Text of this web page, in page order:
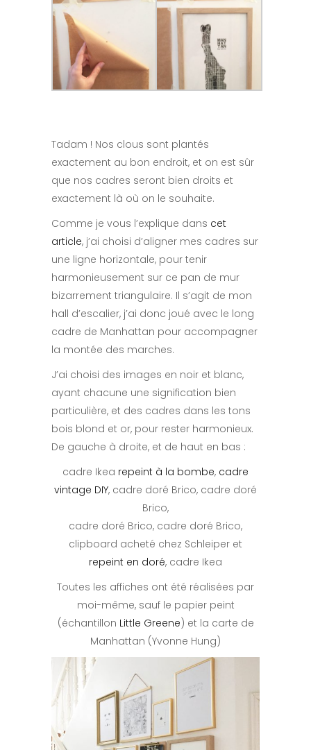
Tadam ! Nos clous sont plantés
exactement au bon endroit, et on est sûr
que nos cadres seront bien droits et
exactement là où on le souhaite.
Comme je vous l’explique dans cet
article, j’ai choisi d’aligner mes cadres sur
une ligne horizontale, pour tenir
harmonieusement sur ce pan de mur
bizarrement triangulaire. Il s’agit de mon
hall d’escalier, j’ai donc joué avec le long
cadre de Manhattan pour accompagner
la montée des marches.
J’ai choisi des images en noir et blanc,
ayant chacune une signification bien
particulière, et des cadres dans les tons
bois blond et or, pour rester harmonieux.
De gauche à droite, et de haut en bas :
cadre Ikea repeint à la bombe, cadre
vintage DIY, cadre doré Brico, cadre doré
Brico,
cadre doré Brico, cadre doré Brico,
clipboard acheté chez Schleiper et
repeint en doré, cadre Ikea
Toutes les affiches ont été réalisées par
moi-même, sauf le papier peint
(échantillon Little Greene) et la carte de
Manhattan (Yvonne Hung)